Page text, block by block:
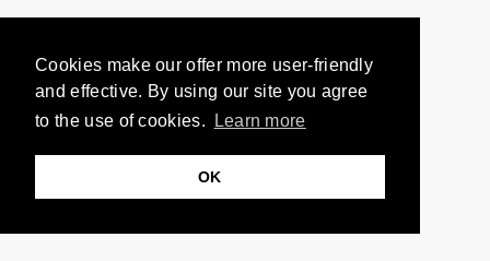
Cookies make our offer more user-friendly
and effective. By using our site you agree
to the use of cookies.
Learn more
OK